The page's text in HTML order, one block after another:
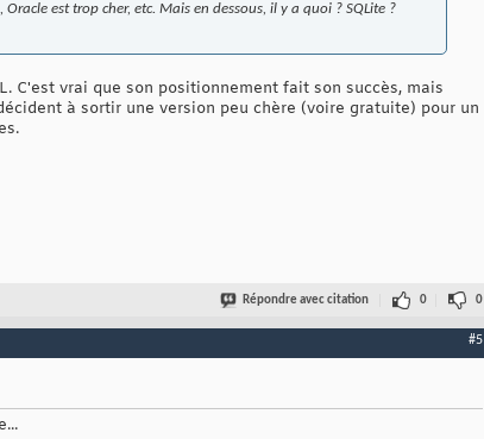
est trop cher, etc. Mais en dessous, il y a quoi ? SQLite ?
C'est vrai que son positionnement fait son succès, mais
à sortir une version peu chère (voire gratuite) pour un
Répondre avec citation 0 0
#5